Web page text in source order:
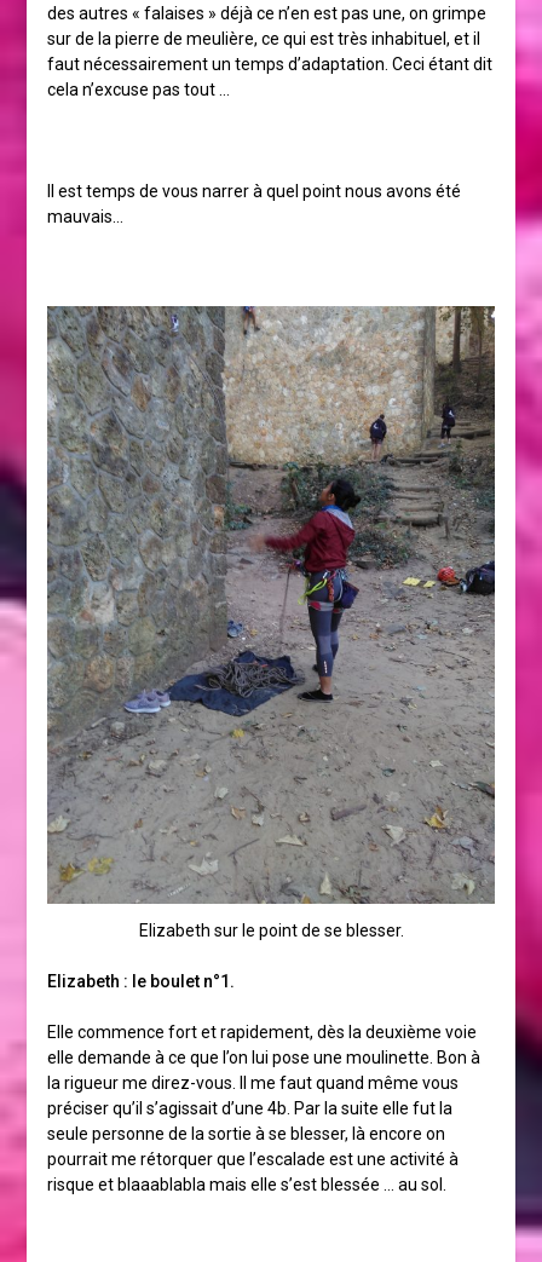
des autres « falaises » déjà ce n’en est pas une, on grimpe
sur de la pierre de meulière, ce qui est très inhabituel, et il
faut nécessairement un temps d’adaptation. Ceci étant dit
cela n’excuse pas tout …
Il est temps de vous narrer à quel point nous avons été
mauvais…
Elizabeth sur le point de se blesser.
Elizabeth : le boulet n°1.
Elle commence fort et rapidement, dès la deuxième voie
elle demande à ce que l’on lui pose une moulinette. Bon à
la rigueur me direz-vous. Il me faut quand même vous
préciser qu’il s’agissait d’une 4b. Par la suite elle fut la
seule personne de la sortie à se blesser, là encore on
pourrait me rétorquer que l’escalade est une activité à
risque et blaaablabla mais elle s’est blessée … au sol.